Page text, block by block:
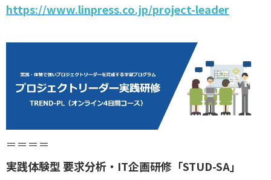
https://www.linpress.co.jp/project-leader
＝＝＝＝
実践体験型 要求分析・IT企画研修「STUD-SA」